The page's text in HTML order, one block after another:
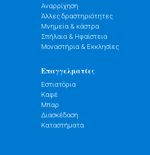
Αναρρίχηση
Άλλες δραστηριότητες
Μνημεία & κάστρα
Σπήλαια & Ηφαίστεια
Μοναστήρια & Εκκλησίες
Επαγγελματίες
Εστιατόρια
Καφέ
Μπαρ
Διασκέδαση
Καταστήματα